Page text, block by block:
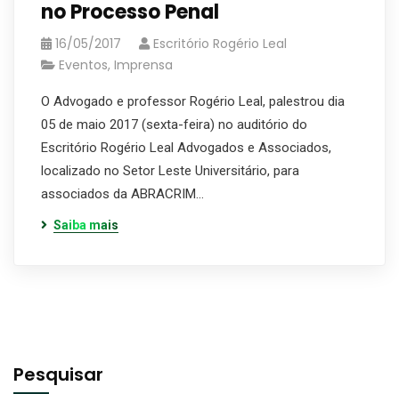
no Processo Penal
16/05/2017
Escritório Rogério Leal
Eventos, Imprensa
O Advogado e professor Rogério Leal, palestrou dia
05 de maio 2017 (sexta-feira) no auditório do
Escritório Rogério Leal Advogados e Associados,
localizado no Setor Leste Universitário, para
associados da ABRACRIM…
Saiba mais
Pesquisar